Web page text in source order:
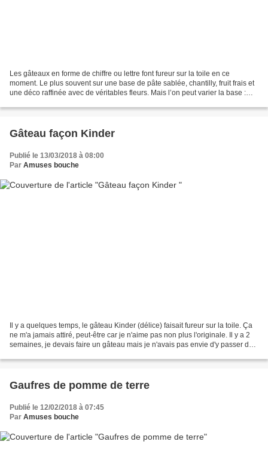
Les gâteaux en forme de chiffre ou lettre font fureur sur la toile en ce
moment. Le plus souvent sur une base de pâte sablée, chantilly, fruit frais et
une déco raffinée avec de véritables fleurs. Mais l’on peut varier la base :
Gâteau façon Kinder
Publié le 13/03/2018 à 08:00
Par Amuses bouche
Il y a quelques temps, le gâteau Kinder (délice) faisait fureur sur la toile. Ça
ne m'a jamais attiré, peut-être car je n'aime pas non plus l'originale. Il y a 2
semaines, je devais faire un gâteau mais je n'avais pas envie d'y passer des
Gaufres de pomme de terre
Publié le 12/02/2018 à 07:45
Par Amuses bouche